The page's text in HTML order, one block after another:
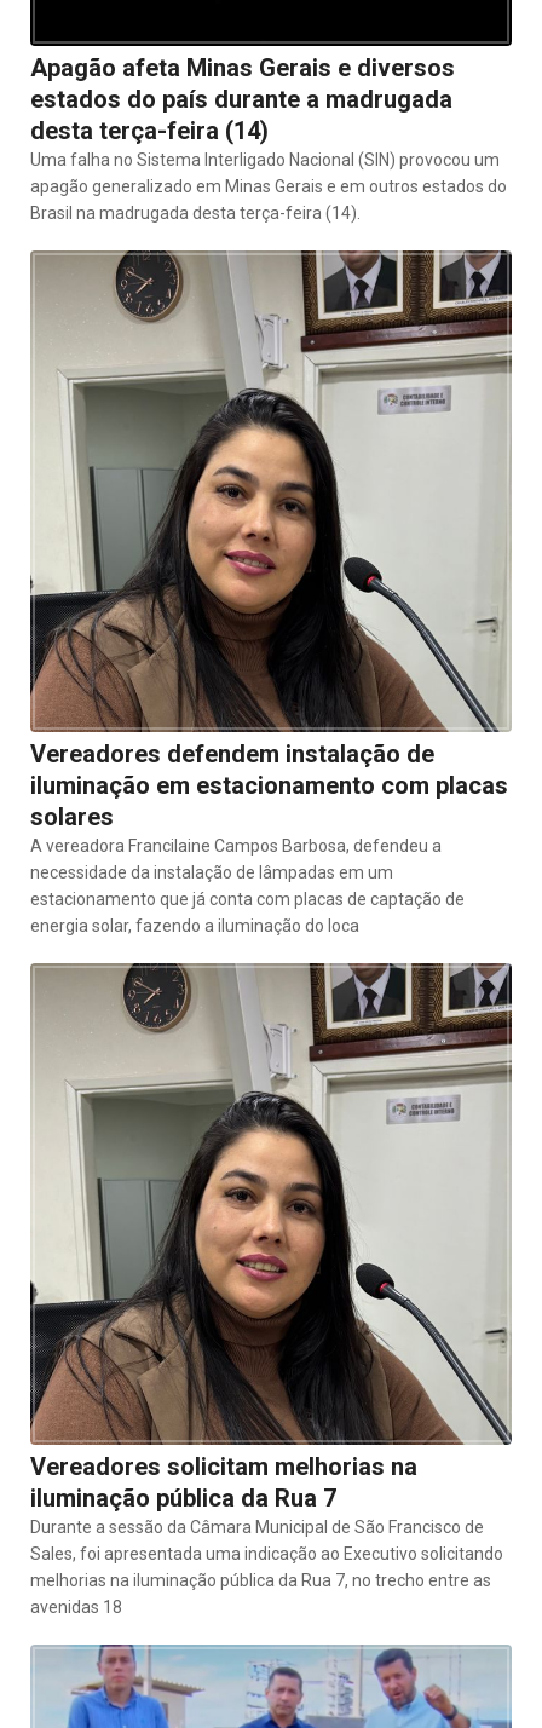
Apagão afeta Minas Gerais e diversos
estados do país durante a madrugada
desta terça-feira (14)
Uma falha no Sistema Interligado Nacional (SIN) provocou um
apagão generalizado em Minas Gerais e em outros estados do
Brasil na madrugada desta terça-feira (14).
Vereadores defendem instalação de
iluminação em estacionamento com placas
solares
A vereadora Francilaine Campos Barbosa, defendeu a
necessidade da instalação de lâmpadas em um
estacionamento que já conta com placas de captação de
energia solar, fazendo a iluminação do loca
Vereadores solicitam melhorias na
iluminação pública da Rua 7
Durante a sessão da Câmara Municipal de São Francisco de
Sales, foi apresentada uma indicação ao Executivo solicitando
melhorias na iluminação pública da Rua 7, no trecho entre as
avenidas 18